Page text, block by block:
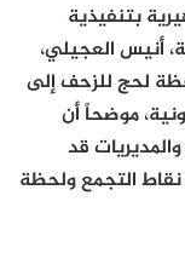
بتنفيذية
أنيس العجيلي،
لحج للزحف إلى
موضحاً أن
قد
التجمع ولحظة